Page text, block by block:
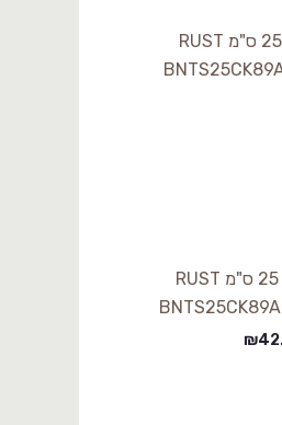
קערה פורצלן 25 ס"מ RUST
₪